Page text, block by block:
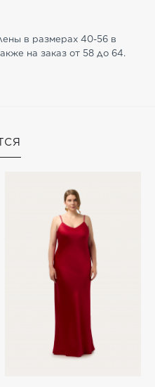
в размерах 40-56 в
на заказ от 58 до 64.